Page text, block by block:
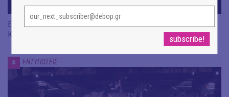
Είδαμε "Βάκχες" του Ευριπίδη, σε σκηνοθεσία J. Gardev //
Καλώς ήρθατε στο σόου!
# ΕΝΤΥΠΩΣΕΙΣ